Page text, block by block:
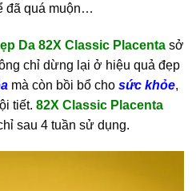
đã quá muộn…
Da 82X Classic Placenta sở
chỉ dừng lại ở hiệu quả đẹp
mà còn bồi bổ cho sức khỏe,
tiết. 82X Classic Placenta
sau 4 tuần sử dụng.